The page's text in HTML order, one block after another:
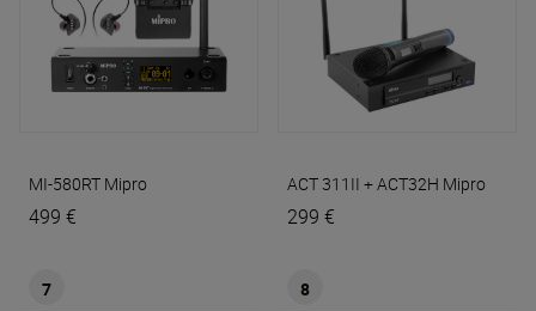
MI-580RT Mipro
499 €
ACT 311II + ACT32H Mipro
299 €
7 8